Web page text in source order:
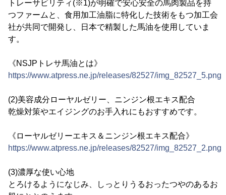
トレーサビリティ(※1)が明確で安心安全の馬肉製品を持
つファームと、食用加工油脂に特化した技術をもつ加工会
社が共同で開発し、日本で精製した馬油を使用していま
す。
《NSJPトレサ馬油とは》
https://www.atpress.ne.jp/releases/82527/img_82527_5.png
(2)美容成分ローヤルゼリー、ニンジン根エキス配合
乾燥対策やエイジングのお手入れにもおすすめです。
《ローヤルゼリーエキス＆ニンジン根エキス配合》
https://www.atpress.ne.jp/releases/82527/img_82527_2.png
(3)濃厚な使い心地
とろけるようになじみ、しっとりうるおったつやのあるお